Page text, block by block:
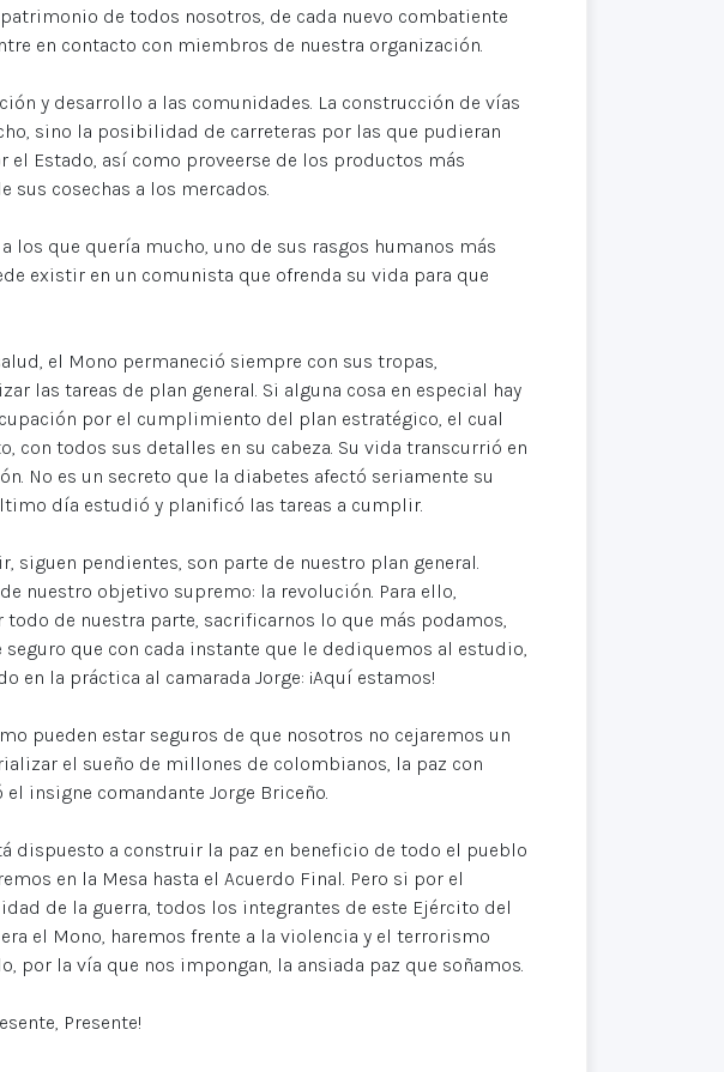
de todos nosotros, de cada nuevo combatiente
en contacto con miembros de nuestra organización.
y desarrollo a las comunidades. La construcción de vías
sino la posibilidad de carreteras por las que pudieran
Estado, así como proveerse de los productos más
sus cosechas a los mercados.
los que quería mucho, uno de sus rasgos humanos más
existir en un comunista que ofrenda su vida para que
el Mono permaneció siempre con sus tropas,
las tareas de plan general. Si alguna cosa en especial hay
por el cumplimiento del plan estratégico, el cual
con todos sus detalles en su cabeza. Su vida transcurrió en
No es un secreto que la diabetes afectó seriamente su
día estudió y planificó las tareas a cumplir.
siguen pendientes, son parte de nuestro plan general.
nuestro objetivo supremo: la revolución. Para ello,
de nuestra parte, sacrificarnos lo que más podamos,
que con cada instante que le dediquemos al estudio,
en la práctica al camarada Jorge: ¡Aquí estamos!
pueden estar seguros de que nosotros no cejaremos un
el sueño de millones de colombianos, la paz con
insigne comandante Jorge Briceño.
dispuesto a construir la paz en beneficio de todo el pueblo
en la Mesa hasta el Acuerdo Final. Pero si por el
de la guerra, todos los integrantes de este Ejército del
el Mono, haremos frente a la violencia y el terrorismo
por la vía que nos impongan, la ansiada paz que soñamos.
Presente!